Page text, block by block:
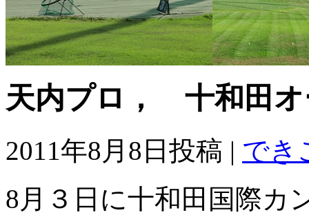
天内プロ， 十和田
2011年8月8日投稿 | でき
8月３日に十和田国際カ